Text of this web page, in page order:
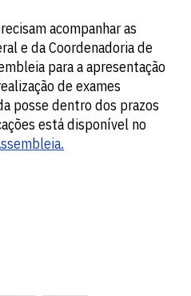
acompanhar as
e da Coordenadoria de
para a apresentação
de exames
posse dentro dos prazos
está disponível no